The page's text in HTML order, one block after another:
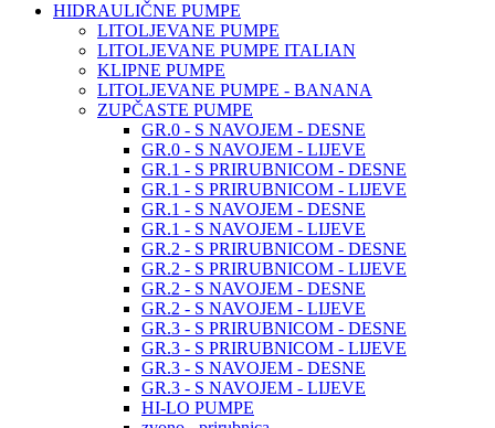
HIDRAULIČNE PUMPE
LITOLJEVANE PUMPE
LITOLJEVANE PUMPE ITALIAN
KLIPNE PUMPE
LITOLJEVANE PUMPE - BANANA
ZUPČASTE PUMPE
GR.0 - S NAVOJEM - DESNE
GR.0 - S NAVOJEM - LIJEVE
GR.1 - S PRIRUBNICOM - DESNE
GR.1 - S PRIRUBNICOM - LIJEVE
GR.1 - S NAVOJEM - DESNE
GR.1 - S NAVOJEM - LIJEVE
GR.2 - S PRIRUBNICOM - DESNE
GR.2 - S PRIRUBNICOM - LIJEVE
GR.2 - S NAVOJEM - DESNE
GR.2 - S NAVOJEM - LIJEVE
GR.3 - S PRIRUBNICOM - DESNE
GR.3 - S PRIRUBNICOM - LIJEVE
GR.3 - S NAVOJEM - DESNE
GR.3 - S NAVOJEM - LIJEVE
HI-LO PUMPE